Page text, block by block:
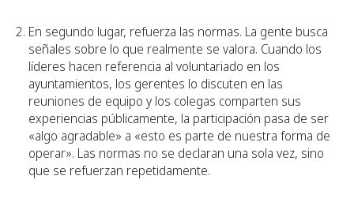
En segundo lugar, refuerza las normas. La gente busca
señales sobre lo que realmente se valora. Cuando los
líderes hacen referencia al voluntariado en los
ayuntamientos, los gerentes lo discuten en las
reuniones de equipo y los colegas comparten sus
experiencias públicamente, la participación pasa de ser
«algo agradable» a «esto es parte de nuestra forma de
operar». Las normas no se declaran una sola vez, sino
que se refuerzan repetidamente.